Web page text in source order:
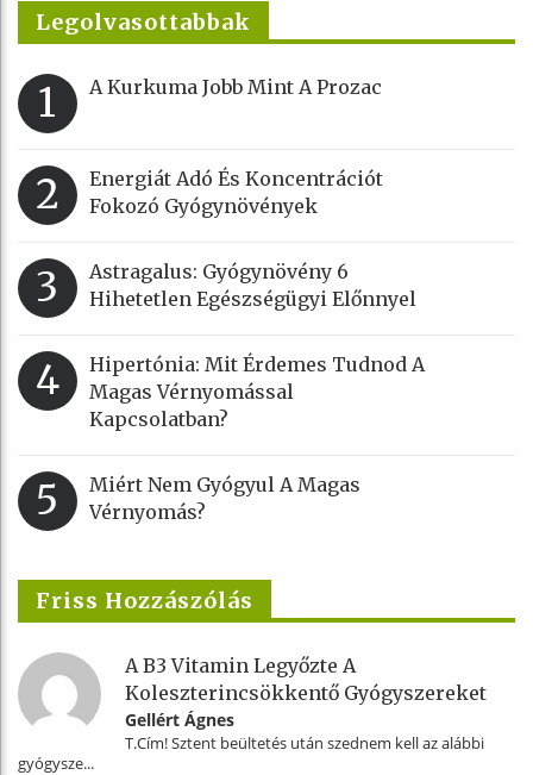
Legolvasottabbak
1 A Kurkuma Jobb Mint A Prozac
2
Energiát Adó És Koncentrációt
Fokozó Gyógynövények
3
Astragalus: Gyógynövény 6
Hihetetlen Egészségügyi Előnnyel
4
Hipertónia: Mit Érdemes Tudnod A
Magas Vérnyomással
Kapcsolatban?
5
Miért Nem Gyógyul A Magas
Vérnyomás?
Friss Hozzászólás
A B3 Vitamin Legyőzte A
Koleszterincsökkentő Gyógyszereket
Gellért Ágnes
T.Cím! Sztent beültetés után szednem kell az alábbi
gyógysze...